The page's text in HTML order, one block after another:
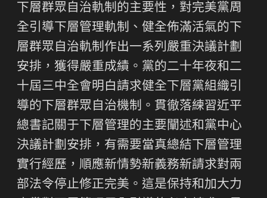
下層群眾自治軌制的主要性，對完美黨周
全引導下層管理軌制、健全佈滿活氣的下
層群眾自治軌制作出一系列嚴重決議計劃
安排，獲得嚴重成績。黨的二十年夜和二
十屆三中全會明白請求健全下層黨組織引
導的下層群眾自治機制。貫徹落練習近平
總書記關于下層管理的主要闡述和黨中心
決議計劃安排，有需要當真總結下層管理
實行經歷，順應新情勢新義務新請求對兩
部法令停止修正完美。這是保持和加大力